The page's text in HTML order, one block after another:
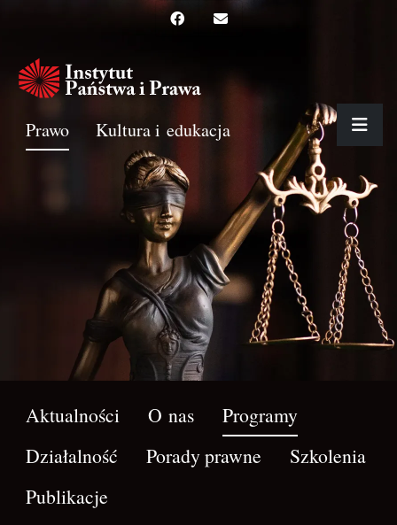
Prawo Kultura i edukacja
Aktualności O nas
Programy
Działalność
Porady prawne
Szkolenia
Publikacje